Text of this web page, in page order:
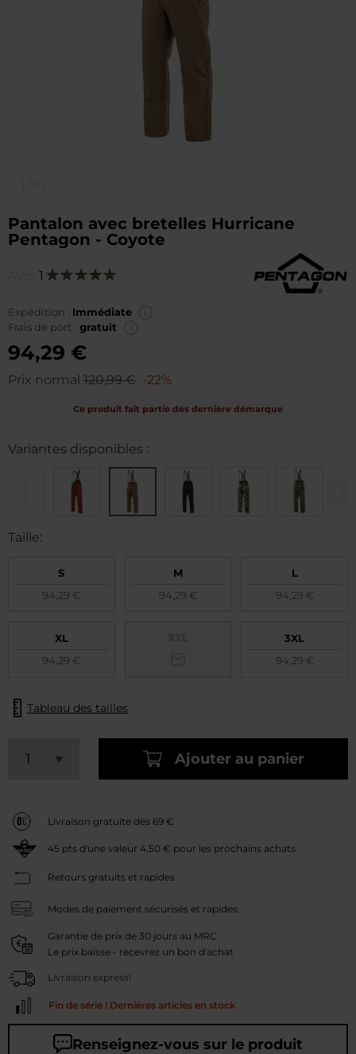
Pantalon avec bretelles Hurricane
Pentagon - Coyote
1 Notation:
Expédition : Immédiate
Frais de port : gratuit
94,29 €
Prix normal 120,99 € -22%
Ce produit fait partie des dernière démarque
Variantes disponibles :
Taille:
S
94,29 €
M
94,29 €
L
94,29 €
XL
94,29 €
3XL
94,29 €
Tableau des tailles
Ajouter au panier
Livraison gratuite dès 69 €
45 pts d'une valeur 4,50 € pour les prochains achats
Retours gratuits et rapides
Modes de paiement sécurisés et rapides
Garantie de prix de 30 jours au MRC
Le prix baisse - recevrez un bon d'achat
Livraison express!
Fin de série ! Dernières articles en stock
Renseignez-vous sur le produit